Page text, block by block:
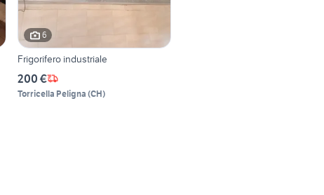
6
Frigorifero industriale
200 €
Torricella Peligna (CH)